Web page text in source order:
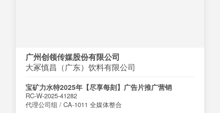
广州创领传媒股份有限公司
大冢慎昌（广东）饮料有限公司
宝矿力水特2025年【尽享每刻】广告片推广营销
RC-W-2025-41282
代理公司组 / CA-1011 全媒体整合